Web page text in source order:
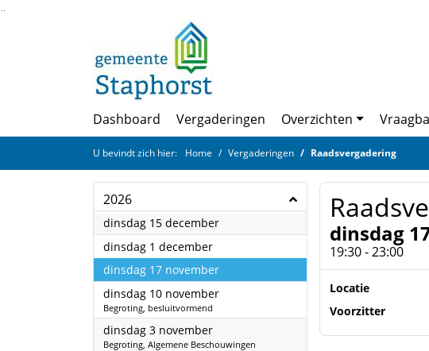
Ga naar de inhoud van deze pagina
Dashboard Vergaderingen Overzichten
U bevindt zich hier: Home Vergaderingen Raadsvergadering
2026
dinsdag 15 december2026
dinsdag 1 december2026
dinsdag 17 november2026
dinsdag 10 november2026
Begroting, besluitvormend
dinsdag 3 november2026
Begroting, Algemene Beschouwingen
dinsdag
19:30 - 23:00
Locatie
Voorzitter